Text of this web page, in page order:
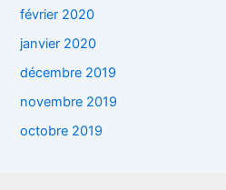
février 2020
janvier 2020
décembre 2019
novembre 2019
octobre 2019